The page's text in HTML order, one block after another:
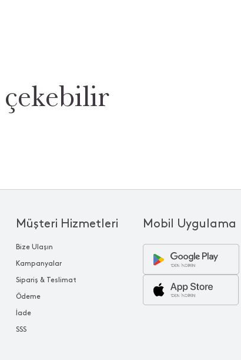
Müşteri Hizmetleri
Bize Ulaşın
Kampanyalar
Sipariş & Teslimat
Ödeme
İade
SSS
Mobil Uygulama